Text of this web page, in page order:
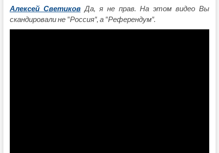
Алексей СветиковДа, я не прав. На этом видео Вы
скандировали не "Россия", а "Референдум".